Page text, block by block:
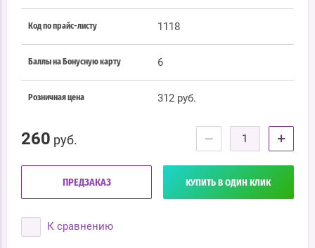
Код по прайс-листу 1118
Баллы на Бонусную карту 6
Розничная цена 312 руб.
260 руб. − +
ПРЕДЗАКАЗ КУПИТЬ В ОДИН КЛИК
К сравнению